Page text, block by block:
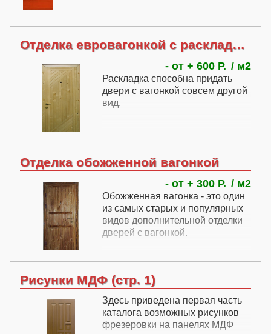
Отделка евровагонкой с раскладкой
м2
- от + 600 Р.
Раскладка способна придать
двери с вагонкой совсем другой
вид.
Отделка обожженной вагонкой
м2
- от + 300 Р.
Обожженная вагонка - это один
из самых старых и популярных
видов дополнительной отделки
дверей с вагонкой.
Рисунки МДФ (стр. 1)
Здесь приведена первая часть
каталога возможных рисунков
фрезеровки на панелях МДФ